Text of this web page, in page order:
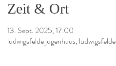
Zeit & Ort
13. Sept. 2025, 17:00
ludwigsfelde jugenhaus, ludwigsfelde